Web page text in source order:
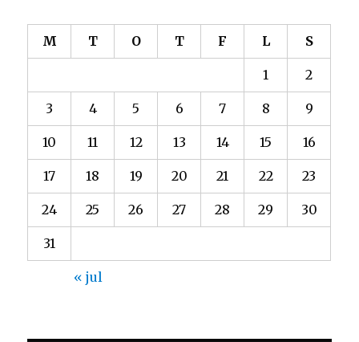
M T O T F L S
1 2
3 4 5 6 7 8 9
10 11 12 13 14 15 16
17 18 19 20 21 22 23
24 25 26 27 28 29 30
31
« jul